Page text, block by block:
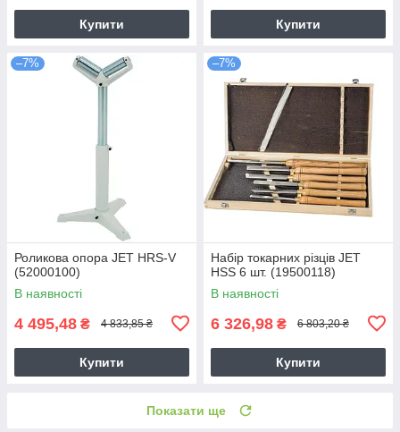
Купити Купити
–7%
Роликова опора JET HRS-V
(52000100)
В наявності
4 495,48 ₴ 4 833,85 ₴
Купити
–7%
Набір токарних різців JET
HSS 6 шт. (19500118)
В наявності
6 326,98 ₴ 6 803,20 ₴
Купити
Показати ще